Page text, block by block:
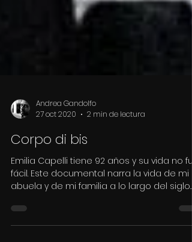
27 oct 2020
2 min de lectura
Corpo di bis
Emilia Capelli tiene 92 años y su vida no
fácil. Este documental narra la vida de mi